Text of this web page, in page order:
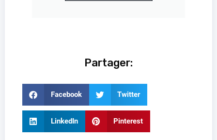
Partager:
Facebook Twitter
LinkedIn Pinterest